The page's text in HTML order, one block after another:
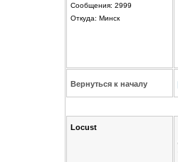
Сообщения: 2999
Откуда: Минск
Вернуться к началу
Locust